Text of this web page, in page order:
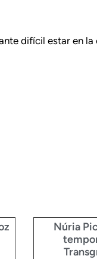
difícil estar en
Núria